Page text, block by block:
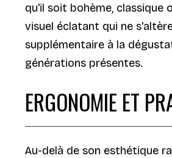
qu'il soit bohème, classique
visuel éclatant qui ne
supplémentaire à la
générations présentes.
ERGONOMIE ET
Au-delà de son esthétique